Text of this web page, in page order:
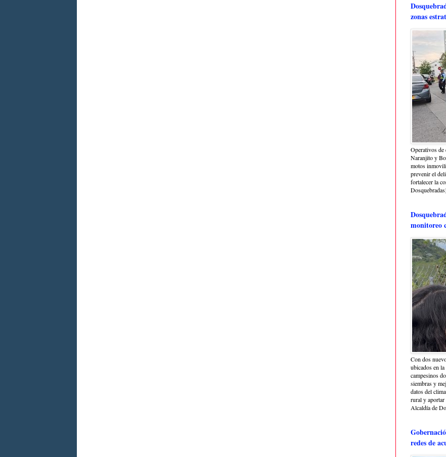
zonas
Operativos de
Naranjito y
motos
prevenir el
fortalecer la
monitoreo
Con dos
ubicados en
campesinos
siembras y
datos del
rural y
Alcaldía de
redes de